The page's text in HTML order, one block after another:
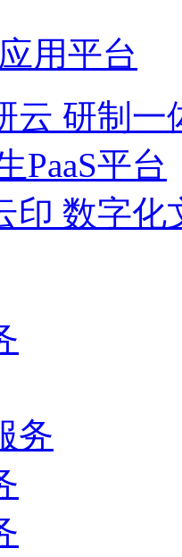
用平台
云 研制
PaaS平台
印 数字化
务